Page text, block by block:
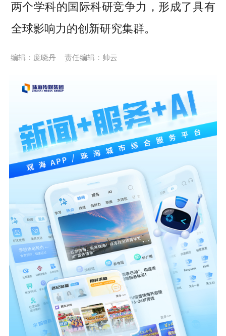
两个学科的国际科研竞争力，形成了具有
全球影响力的创新研究集群。
编辑：庞晓丹 责任编辑：帅云